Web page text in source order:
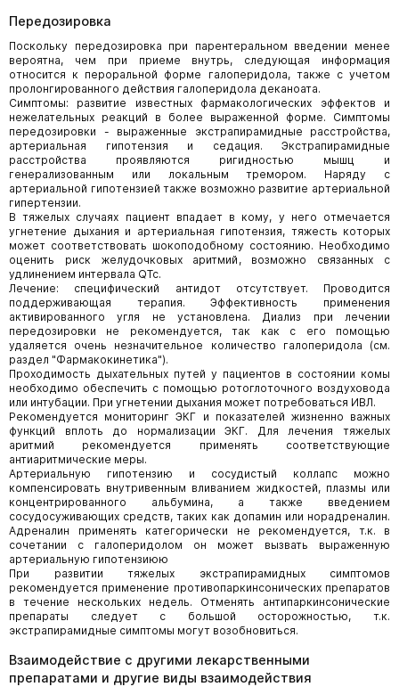
Передозировка
Поскольку передозировка при парентеральном введении менее
вероятна, чем при приеме внутрь, следующая информация
относится к пероральной форме галоперидола, также с учетом
пролонгированного действия галоперидола деканоата.
Симптомы: развитие известных фармакологических эффектов и
нежелательных реакций в более выраженной форме. Симптомы
передозировки - выраженные экстрапирамидные расстройства,
артериальная гипотензия и седация. Экстрапирамидные
расстройства проявляются ригидностью мышц и
генерализованным или локальным тремором. Наряду с
артериальной гипотензией также возможно развитие артериальной
гипертензии.
В тяжелых случаях пациент впадает в кому, у него отмечается
угнетение дыхания и артериальная гипотензия, тяжесть которых
может соответствовать шокоподобному состоянию. Необходимо
оценить риск желудочковых аритмий, возможно связанных с
удлинением интервала QTc.
Лечение: специфический антидот отсутствует. Проводится
поддерживающая терапия. Эффективность применения
активированного угля не установлена. Диализ при лечении
передозировки не рекомендуется, так как с его помощью
удаляется очень незначительное количество галоперидола (см.
раздел "Фармакокинетика").
Проходимость дыхательных путей у пациентов в состоянии комы
необходимо обеспечить с помощью ротоглоточного воздуховода
или интубации. При угнетении дыхания может потребоваться ИВЛ.
Рекомендуется мониторинг ЭКГ и показателей жизненно важных
функций вплоть до нормализации ЭКГ. Для лечения тяжелых
аритмий рекомендуется применять соответствующие
антиаритмические меры.
Артериальную гипотензию и сосудистый коллапс можно
компенсировать внутривенным вливанием жидкостей, плазмы или
концентрированного альбумина, а также введением
сосудосуживающих средств, таких как допамин или норадреналин.
Адреналин применять категорически не рекомендуется, т.к. в
сочетании с галоперидолом он может вызвать выраженную
артериальную гипотензиюю
При развитии тяжелых экстрапирамидных симптомов
рекомендуется применение противопаркинсонических препаратов
в течение нескольких недель. Отменять антипаркинсонические
препараты следует с большой осторожностью, т.к.
экстрапирамидные симптомы могут возобновиться.
Взаимодействие с другими лекарственными
препаратами и другие виды взаимодействия